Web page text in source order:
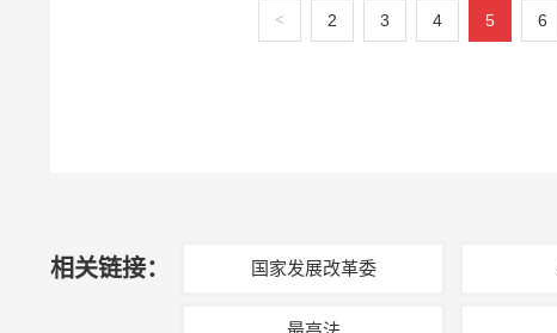
< 2 3 4 5 6
相关链接： 国家发展改革委